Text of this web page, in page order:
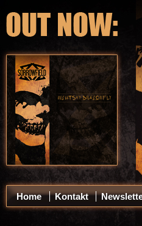
Home Kontakt